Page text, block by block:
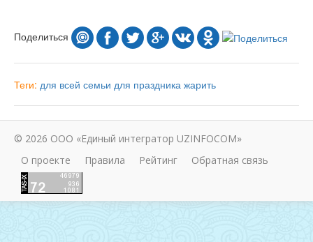
Поделиться
Теги: для всей семьи для праздника жарить
© 2026 ООО «Единый интегратор UZINFOCOM»
О проекте
Правила Рейтинг Обратная связь